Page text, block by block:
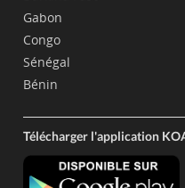
Gabon
Congo
Sénégal
Bénin
Télécharger l'application